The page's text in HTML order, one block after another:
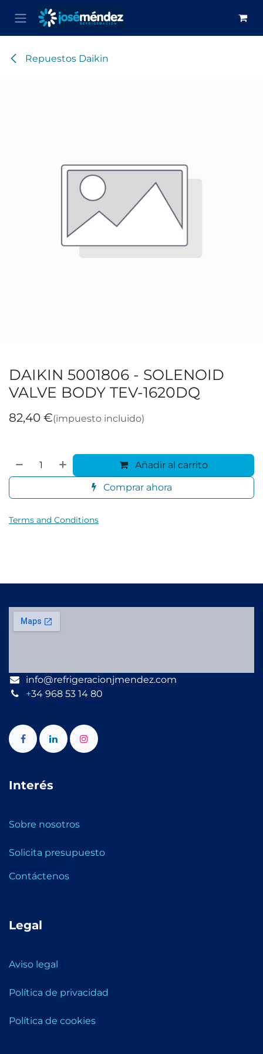
Ir al contenido
Repuestos Daikin
DAIKIN 5001806 - SOLENOID
VALVE BODY TEV-1620DQ
82,40 €(impuesto incluido)
Añadir al carrito
Comprar ahora
Terms and Conditions
info@refrigeracionjmendez.com
+34 968 53 14 80
Interés
Sobre nosotros
Solicita presupuesto
Contáctenos
Legal
Aviso legal
Política de privacidad
Política de cookies